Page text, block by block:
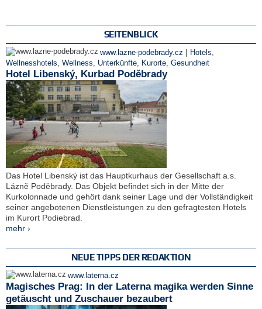
SEITENBLICK
www.lazne-podebrady.cz | Hotels
Wellnesshotels
Wellness Unterkünfte Kurorte Gesundheit
Hotel Libenský, Kurbad Poděbrady
Das Hotel Libenský ist das Hauptkurhaus der Gesellschaft a.s.
Lázně Poděbrady. Das Objekt befindet sich in der Mitte der
Kurkolonnade und gehört dank seiner Lage und der Vollständigkeit
seiner angebotenen Dienstleistungen zu den gefragtesten Hotels
im Kurort Podiebrad.
mehr ›
NEUE TIPPS DER REDAKTION
www.laterna.cz
Magisches Prag: In der Laterna magika werden Sinne
getäuscht und Zuschauer bezaubert